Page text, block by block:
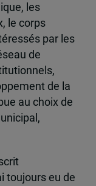
les
le corps
par les
de
de la
au choix de
toujours eu de